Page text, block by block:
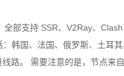
全部支持 SSR、V2Ray、
韩国、法国、俄罗斯、土耳
路。 需要注意的是，节点来